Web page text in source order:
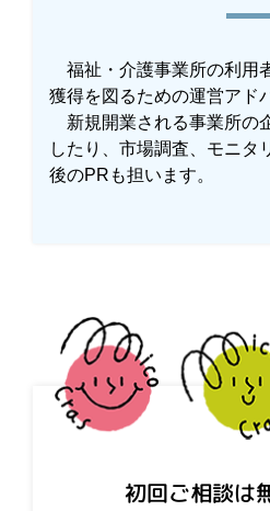
福祉・介護事業所の利用
獲得を図るための運営アド
新規開業される事業所の
したり、市場調査、モニタ
後のPRも担います。
初回ご相談は